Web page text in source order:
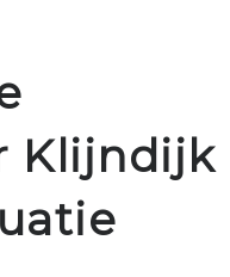
Klijndijk